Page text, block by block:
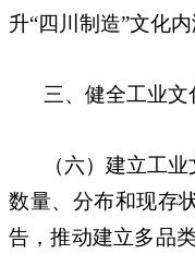
升“四川制造”文化
三、健全工业文
（六）建立工
数量、分布和现存
告，推动建立多品